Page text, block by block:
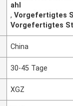
ahl
,Vorgefertigtes
Vorgefertigtes
China
30-45 Tage
XGZ